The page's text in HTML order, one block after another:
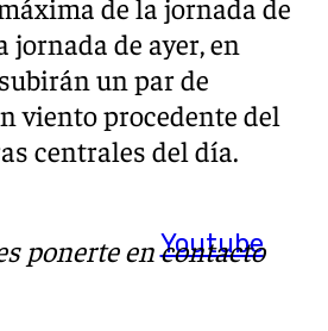
Youtube
de la jornada de
jornada de ayer, en
un par de
viento procedente del
centrales del día.
ponerte en contacto